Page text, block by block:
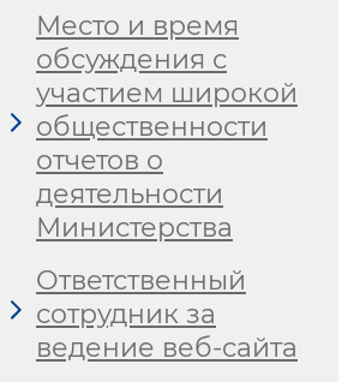
Место и время
обсуждения с
участием широкой
общественности
отчетов о
деятельности
Министерства
Ответственный
сотрудник за
ведение веб-сайта